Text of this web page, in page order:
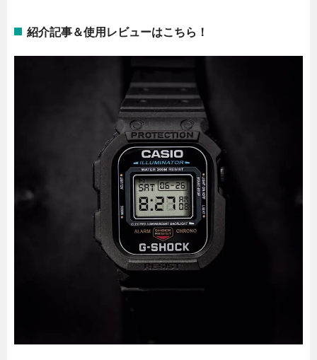
紹介記事＆使用レビューはこちら！